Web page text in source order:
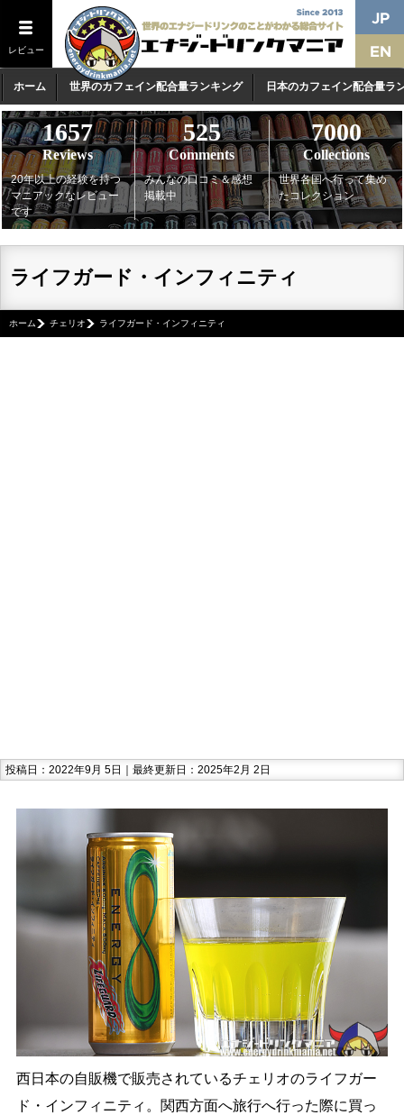
レビュー
ホーム 世界のカフェイン配合量ランキング 日本のカフェイン配合量ラ
1657
Reviews
20年以上の経験を持つ
マニアックなレビュー
です
525
Comments
みんなの口コミ＆感想
掲載中
7000
Collections
世界各国へ行って集め
たコレクション
ライフガード・インフィニティ
ホーム チェリオ ライフガード・インフィニティ
投稿日：2022年9月 5日｜最終更新日：2025年2月 2日
西日本の自販機で販売されているチェリオのライフガー
ド・インフィニティ。関西方面へ旅行へ行った際に買っ